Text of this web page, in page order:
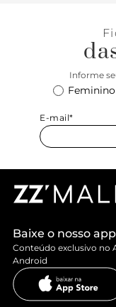
Informe
Feminino
E-mail*
Baixe o nosso app
Conteúdo exclusivo no
Android